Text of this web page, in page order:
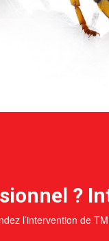
?
l’intervention de